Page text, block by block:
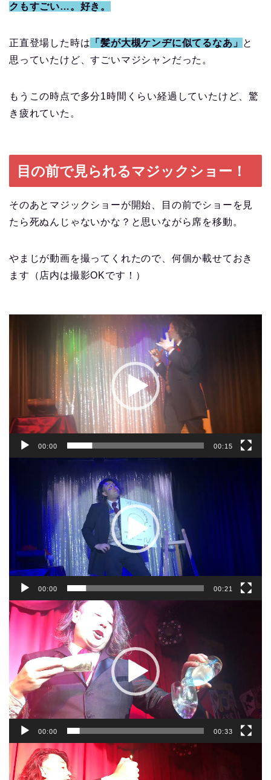
クもすごい…。好き。
正直登場した時は 「髪が大槻ケンヂに似てるなあ」 と
思っていたけど、すごいマジシャンだった。
もうこの時点で多分1時間くらい経過していたけど、驚
き疲れていた。
目の前で見られるマジックショー！
そのあとマジックショーが開始、目の前でショーを見
たら死ぬんじゃないかな？と思いながら席を移動。
やまじが動画を撮ってくれたので、何個か載せておき
ます（店内は撮影OKです！）
00:00 00:15
00:00 00:21
動
画
プ
ヤ
ー
00:00 00:33
動
画
プ